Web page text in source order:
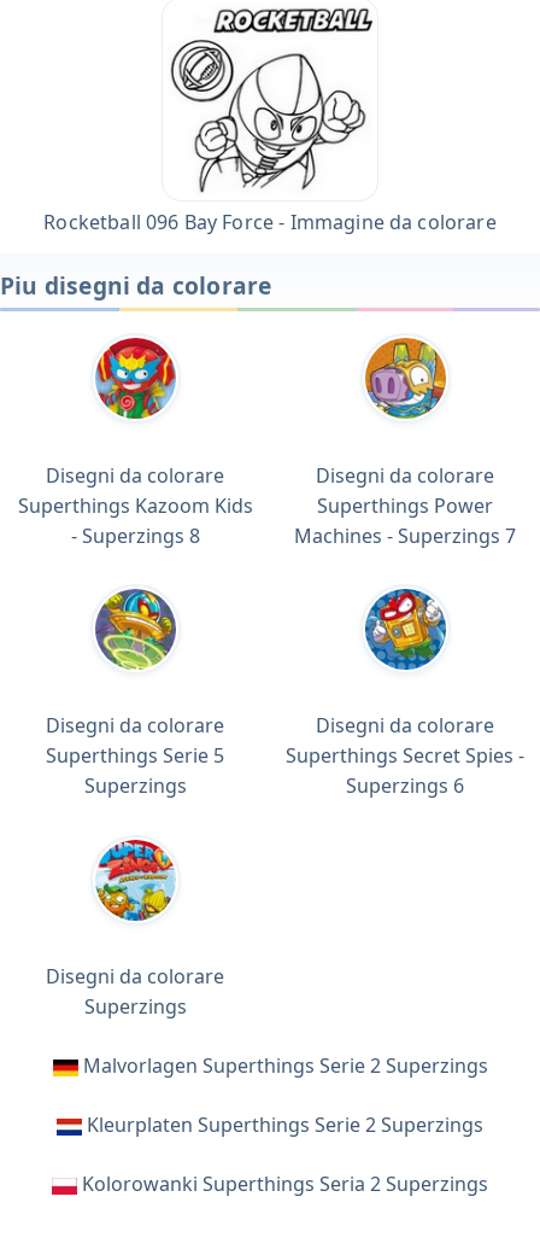
Rocketball 096 Bay Force - Immagine da colorare
Piu disegni da colorare
Disegni da colorare
Superthings Kazoom Kids
- Superzings 8
Disegni da colorare
Superthings Power
Machines - Superzings 7
Disegni da colorare
Superthings Serie 5
Superzings
Disegni da colorare
Superthings Secret Spies -
Superzings 6
Disegni da colorare
Superzings
Malvorlagen Superthings Serie 2 Superzings
Kleurplaten Superthings Serie 2 Superzings
Kolorowanki Superthings Seria 2 Superzings